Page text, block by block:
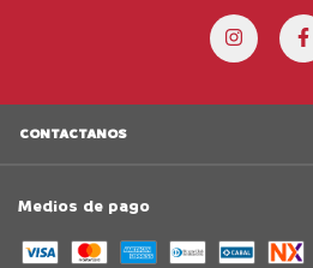
CONTACTANOS
Medios de pago